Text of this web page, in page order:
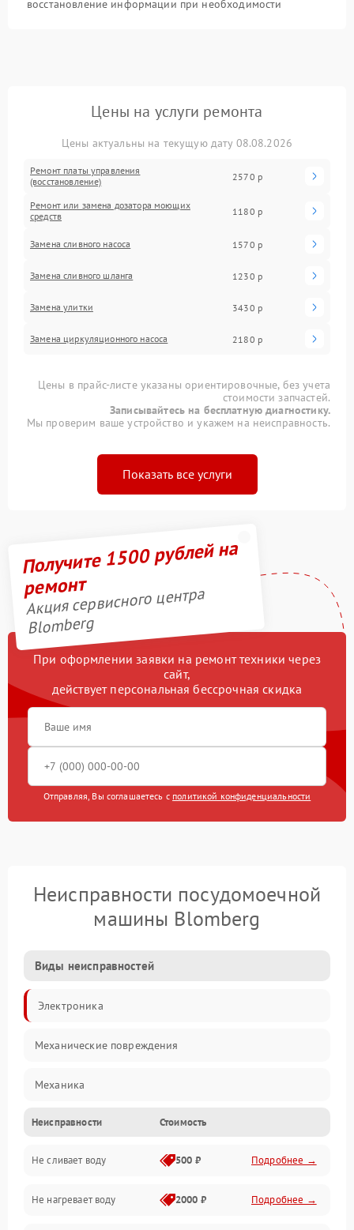
восстановление информации при необходимости
Цены на услуги ремонта
Цены актуальны на текущую дату 08.08.2026
Ремонт платы управления
(восстановление)
2570 р
Ремонт или замена дозатора моющих
средств
1180 р
Замена сливного насоса 1570 р
Замена сливного шланга 1230 р
Замена улитки 3430 р
Замена циркуляционного насоса 2180 р
Цены в прайс-листе указаны ориентировочные, без учета
стоимости запчастей.
Записывайтесь на бесплатную диагностику.
Мы проверим ваше устройство и укажем на неисправность.
Показать все услуги
Получите 1500 рублей на
ремонт
Акция сервисного центра
Blomberg
При оформлении заявки на ремонт техники через
сайт,
действует персональная бессрочная скидка
Отправляя, Вы соглашаетесь с политикой конфиденциальности
Неисправности посудомоечной
машины Blomberg
Виды неисправностей
Электроника
Механические повреждения
Механика
Управление
Электропитание
Датчики
Неисправности Стоимость
Не сливает воду 500 ₽ Подробнее →
Не нагревает воду 2000 ₽ Подробнее →